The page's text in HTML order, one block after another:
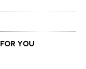
for you